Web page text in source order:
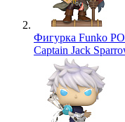
Фигурка Funko
Captain Jack